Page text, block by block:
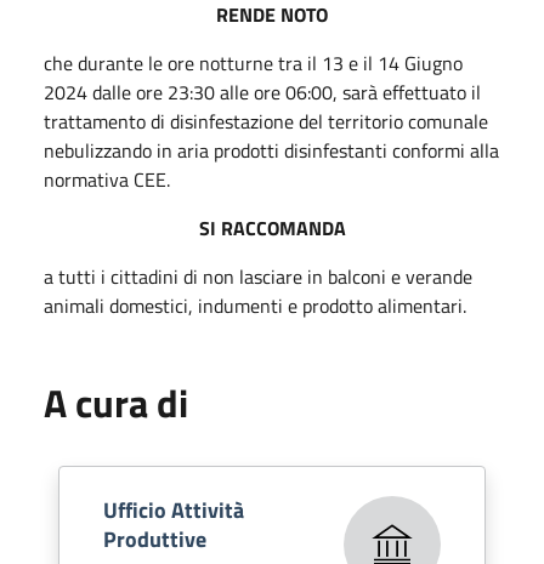
RENDE NOTO
che durante le ore notturne tra il 13 e il 14 Giugno
2024 dalle ore 23:30 alle ore 06:00, sarà effettuato il
trattamento di disinfestazione del territorio comunale
nebulizzando in aria prodotti disinfestanti conformi alla
normativa CEE.
SI RACCOMANDA
a tutti i cittadini di non lasciare in balconi e verande
animali domestici, indumenti e prodotto alimentari.
A cura di
Ufficio Attività
Produttive